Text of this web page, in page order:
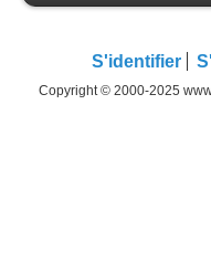
S'identifier
Copyright © 2000-2025